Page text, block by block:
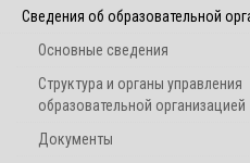
Сведения об образовательной
Основные сведения
Структура и органы управления
образовательной организацией
Документы